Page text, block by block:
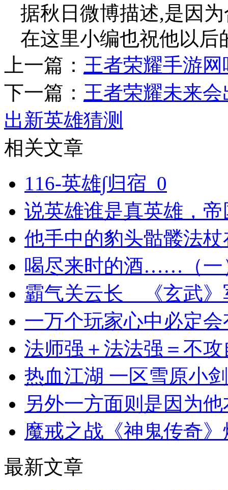
据秋日微博描述,是因
在这里小编也祝他以后
上一篇： 王者荣耀手游
下一篇： 王者荣耀未来
出新英雄猜测
相关文章
116-英雄∫归宿_0
说英雄谁是真英雄，
他手中的豹头骷髅法
喝尽来时的酒……（一
霸气关云长 《玄武》
一万个玩家心中必定
法师强＋法法强＝不攻
热血江湖 一区雪原小
另外一方面则是因为
魔戒之战《神鬼传奇
最新文章